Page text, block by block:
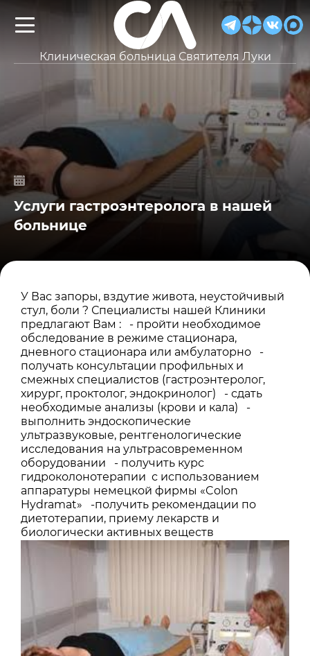
Клиническая больница Святителя Луки
Услуги гастроэнтеролога в нашей
больнице
У Вас запоры, вздутие живота, неустойчивый
стул, боли ? Специалисты нашей Клиники
предлагают Вам :
- пройти необходимое
обследование в режиме стационара,
дневного стационара или амбулаторно
-
получать консультации профильных и
смежных специалистов (гастроэнтеролог,
хирург, проктолог, эндокринолог)
- сдать
необходимые анализы (крови и кала)
-
выполнить эндоскопические
ультразвуковые, рентгенологические
исследования на ультрасовременном
оборудовании
- получить курс
гидроколонотерапии с использованием
аппаратуры немецкой фирмы «Colon
Hydramat»
-получить рекомендации по
диетотерапии, приему лекарств и
биологически активных веществ